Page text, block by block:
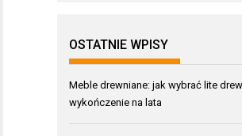
OSTATNIE WPISY
Meble drewniane: jak wybrać lite
wykończenie na lata